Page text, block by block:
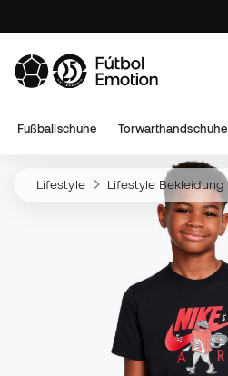
Fußballschuhe Torwarthandschuhe
Lifestyle Lifestyle Bekleidung